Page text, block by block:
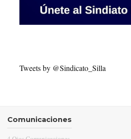
Tweets by @Sindicato_Silla
Comunicaciones